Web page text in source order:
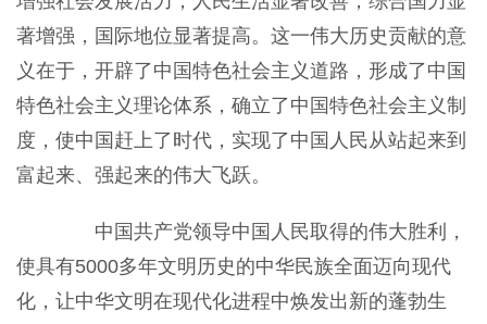
著增强，国际地位显著提高。这一伟大历史贡献的意
义在于，开辟了中国特色社会主义道路，形成了中国
特色社会主义理论体系，确立了中国特色社会主义制
度，使中国赶上了时代，实现了中国人民从站起来到
富起来、强起来的伟大飞跃。
中国共产党领导中国人民取得的伟大胜利，
使具有5000多年文明历史的中华民族全面迈向现代
化，让中华文明在现代化进程中焕发出新的蓬勃生